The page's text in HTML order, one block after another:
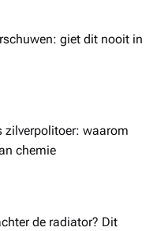
giet dit nooit in
zilverpolitoer: waarom
chemie
de radiator? Dit